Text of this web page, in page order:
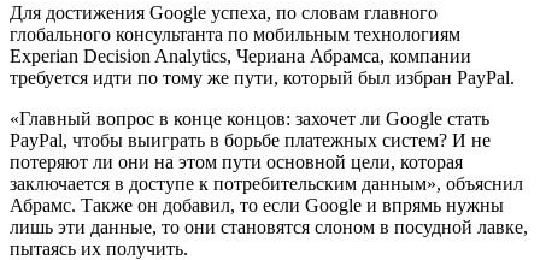
Для достижения Google успеха, по словам главного
глобального консультанта по мобильным технологиям
Experian Decision Analytics, Чериана Абрамса, компании
требуется идти по тому же пути, который был избран PayPal.
«Главный вопрос в конце концов: захочет ли Google стать
PayPal, чтобы выиграть в борьбе платежных систем? И не
потеряют ли они на этом пути основной цели, которая
заключается в доступе к потребительским данным», объяснил
Абрамс. Также он добавил, то если Google и впрямь нужны
лишь эти данные, то они становятся слоном в посудной лавке,
пытаясь их получить.